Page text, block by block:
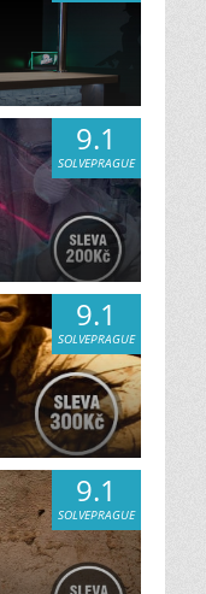
9.1
SOLVEPRAGUE
9.1
SOLVEPRAGUE
9.1
SOLVEPRAGUE